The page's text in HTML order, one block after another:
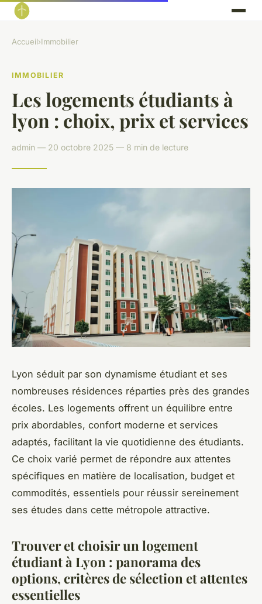
Accueil›Immobilier
IMMOBILIER
Les logements étudiants à
lyon : choix, prix et services
admin — 20 octobre 2025 — 8 min de lecture
Lyon séduit par son dynamisme étudiant et ses
nombreuses résidences réparties près des grandes
écoles. Les logements offrent un équilibre entre
prix abordables, confort moderne et services
adaptés, facilitant la vie quotidienne des étudiants.
Ce choix varié permet de répondre aux attentes
spécifiques en matière de localisation, budget et
commodités, essentiels pour réussir sereinement
ses études dans cette métropole attractive.
Trouver et choisir un logement
étudiant à Lyon : panorama des
options, critères de sélection et attentes
essentielles